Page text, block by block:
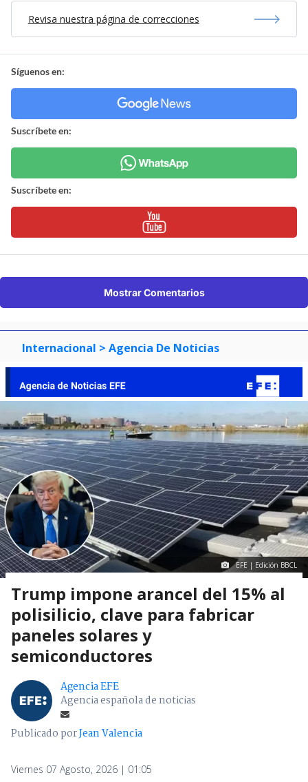
Revisa nuestra página de correcciones
Síguenos en:
Suscríbete en:
Suscríbete en:
Mostrar Comentarios
Internacional > Agencia De Noticias
EFE | Edición BBCL
Trump impone arancel del 15% al
polisilicio, clave para fabricar
paneles solares y
semiconductores
Agencia EFE
Agencia española de noticias
Publicado porJean Valencia
Viernes 07 Agosto, 2026 | 01:05